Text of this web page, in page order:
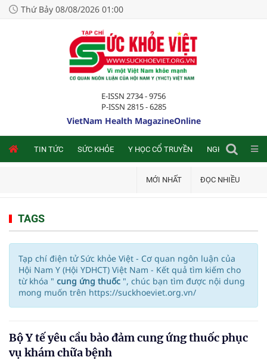
Thứ Bảy 08/08/2026 01:00
E-ISSN 2734 - 9756
P-ISSN 2815 - 6285
VietNam Health MagazineOnline
TIN TỨC SỨC KHỎE Y HỌC CỔ TRUYỀN NGHIÊN CỨU
MỚI NHẤT ĐỌC NHIỀU
TAGS
Tạp chí điện tử Sức khỏe Việt - Cơ quan ngôn luận của
Hội Nam Y (Hội YDHCT) Việt Nam - Kết quả tìm kiếm cho
từ khóa " cung ứng thuốc ", chúc bạn tìm được nội dung
mong muốn trên https://suckhoeviet.org.vn/
Bộ Y tế yêu cầu bảo đảm cung ứng thuốc phục
vụ khám chữa bệnh